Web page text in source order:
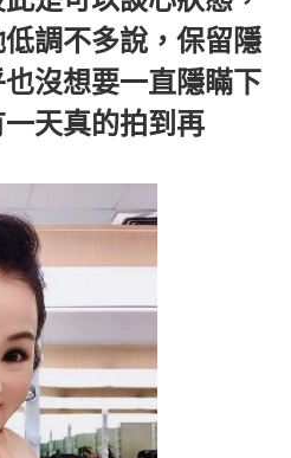
調不多說，保留隱
沒想要一直隱瞞下
天真的拍到再